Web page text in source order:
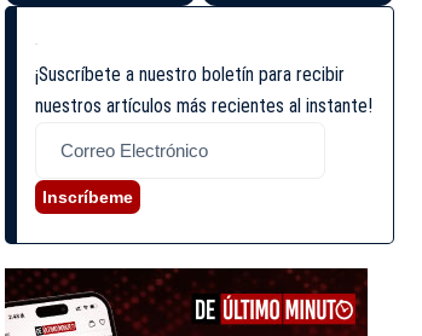
¡Suscríbete a nuestro boletín para recibir
nuestros artículos más recientes al instante!
Inscríbeme